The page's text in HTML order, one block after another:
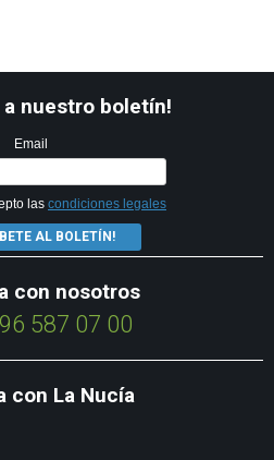
a nuestro boletín!
Email
las condiciones legales
AL BOLETÍN!
con nosotros
96 587 07 00
con La Nucía